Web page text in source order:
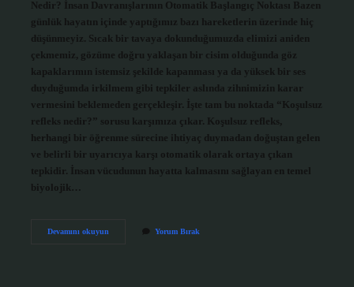
Nedir? İnsan Davranışlarının Otomatik Başlangıç Noktası Bazen
günlük hayatın içinde yaptığımız bazı hareketlerin üzerinde hiç
düşünmeyiz. Sıcak bir tavaya dokunduğumuzda elimizi aniden
çekmemiz, gözüme doğru yaklaşan bir cisim olduğunda göz
kapaklarımın istemsiz şekilde kapanması ya da yüksek bir ses
duyduğumda irkilmem gibi tepkiler aslında zihnimizin karar
vermesini beklemeden gerçekleşir. İşte tam bu noktada “Koşulsuz
refleks nedir?” sorusu karşımıza çıkar. Koşulsuz refleks,
herhangi bir öğrenme sürecine ihtiyaç duymadan doğuştan gelen
ve belirli bir uyarıcıya karşı otomatik olarak ortaya çıkan
tepkidir. İnsan vücudunun hayatta kalmasını sağlayan en temel
biyolojik…
Devamını okuyunPsikolojide
Yorum Bırak